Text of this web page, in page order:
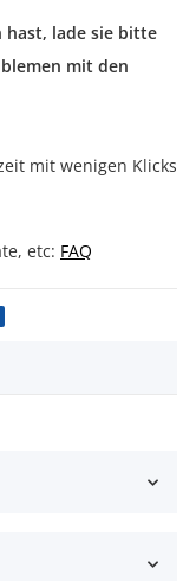
hast, lade sie bitte
mit den
mit wenigen Klicks
etc: FAQ